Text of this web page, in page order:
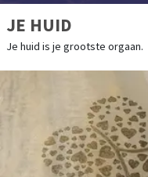
JE HUID
Je huid is je grootste orgaan.